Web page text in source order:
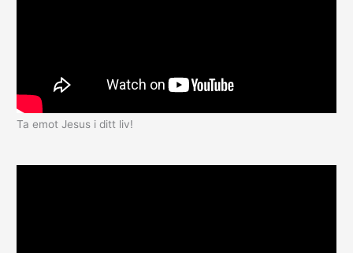
Ta emot Jesus i ditt liv!